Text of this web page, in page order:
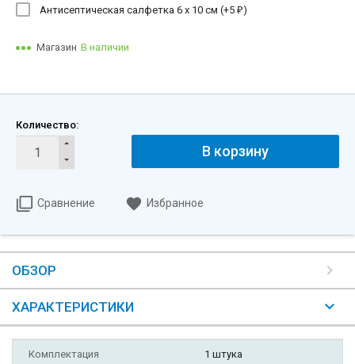
Антисептическая салфетка 6 х 10 см (+5 ₽)
Магазин В наличии
Количество:
В корзину
Сравнение Избранное
ОБЗОР
ХАРАКТЕРИСТИКИ
Комплектация 1 штука